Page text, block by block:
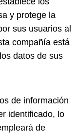
y protege la
sus usuarios al
compañía está
datos de sus
de información
identificado, lo
de